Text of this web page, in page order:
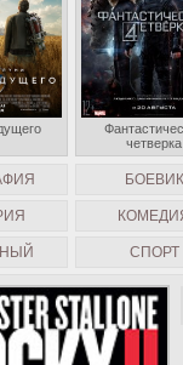
БОЕВИК
СПОРТ
четверка